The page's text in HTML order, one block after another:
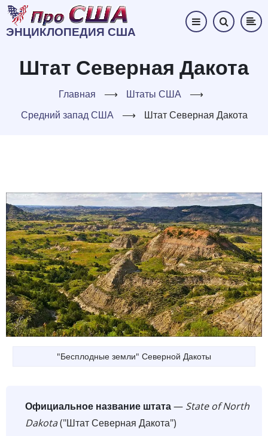
Перейти
основному
ЭНЦИКЛОПЕДИЯ США
Штат Северная Дакота
Главная ⟶ Штаты США
⟶
Средний запад США
⟶ Штат Северная Дакота
"Бесплодные земли" Северной Дакоты
Официальное название штата— State of North
Dakota("Штат Северная Дакота")